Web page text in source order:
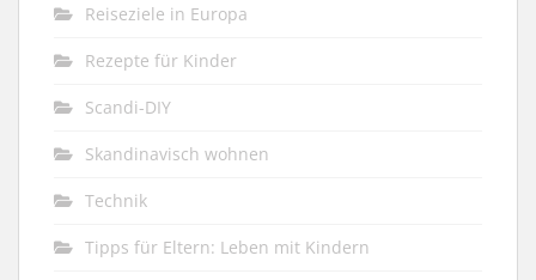
Reiseziele in Europa
Rezepte für Kinder
Scandi-DIY
Skandinavisch wohnen
Technik
Tipps für Eltern: Leben mit Kindern